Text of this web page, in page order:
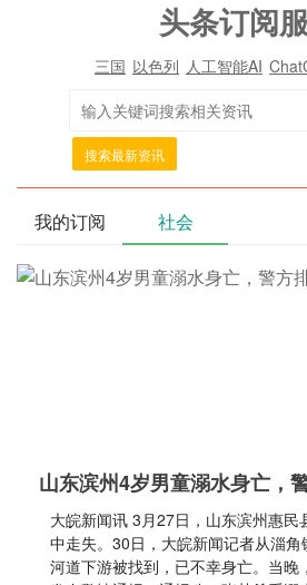
头条订阅
三国 以色列 人工智能AI
搜索最新资讯
我的订阅 社会
山东滨州4岁男童溺水身亡，
大皖新闻讯 3月27日，山东滨州惠民
中走失。30日，大皖新闻记者从淄
河道下游被找到，已不幸身亡。当晚